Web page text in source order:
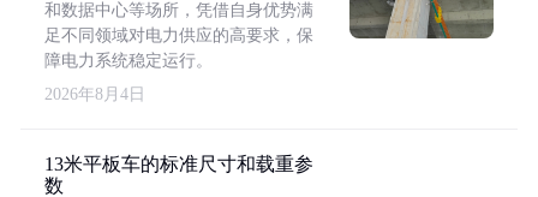
和数据中心等场所，凭借自身优势满
足不同领域对电力供应的高要求，保
障电力系统稳定运行。
2026年8月4日
13米平板车的标准尺寸和载重参
数